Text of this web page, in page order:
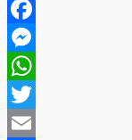
Facebook
Messenger
WhatsApp
Twitter